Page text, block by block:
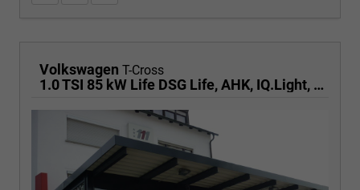
Volkswagen T-Cross
1.0 TSI 85 kW Life DSG Life, AHK, IQ.Light, Kamera, ACC, Side, Winter, 17-Zoll